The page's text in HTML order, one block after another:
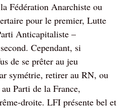
Fédération Anarchiste ou
pour le premier, Lutte
Anticapitaliste –
Cependant, si
de se prêter au jeu
symétrie, retirer au RN, ou
Parti de la France,
droite. LFI présente bel et